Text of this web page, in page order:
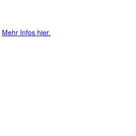
Mehr Infos hier.